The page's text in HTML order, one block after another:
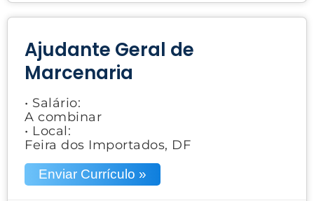
Ajudante Geral de
Marcenaria
• Salário:
A combinar
• Local:
Feira dos Importados, DF
Enviar Currículo »